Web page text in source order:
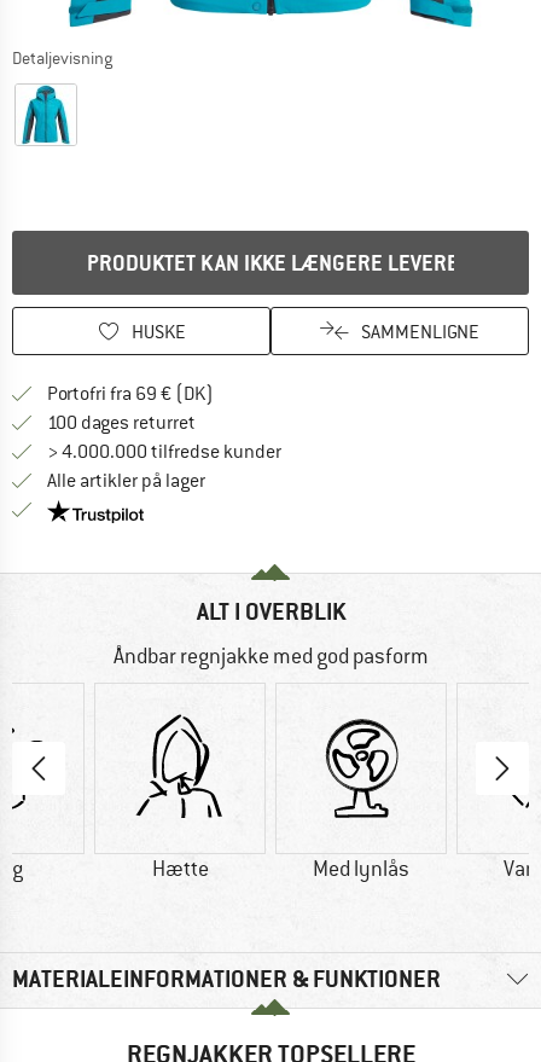
Detaljevisning
PRODUKTET KAN IKKE LÆNGERE LEVERES
HUSKE SAMMENLIGNE
Portofri fra 69 € (DK)
100 dages returret
> 4.000.000 tilfredse kunder
Alle artikler på lager
Vi er Trustpilot-certificeret - oplysningerne får du
ALT I OVERBLIK
Åndbar regnjakke med god pasform
g Hætte Med lynlås
MATERIALEINFORMATIONER & FUNKTIONER
REGNJAKKER TOPSELLERE